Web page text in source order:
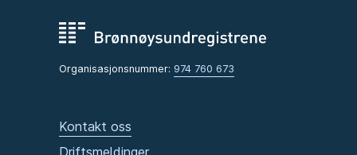
Organisasjonsnummer: 974 760 673
Kontakt oss